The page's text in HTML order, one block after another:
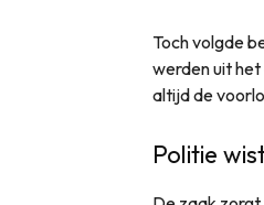
Toch volgde
werden uit
altijd de
Politie